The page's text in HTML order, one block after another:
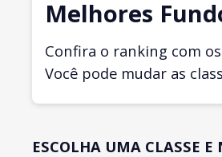
Melhores
Confira o ranking com
Você pode mudar as
ESCOLHA UMA CLASSE